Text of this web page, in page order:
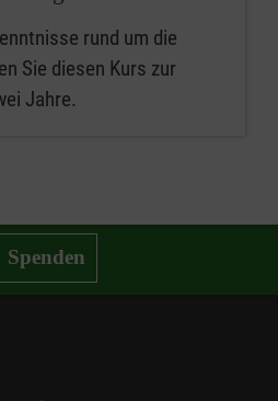
rund um die
Sie diesen Kurs zur
Jahre.
Spenden